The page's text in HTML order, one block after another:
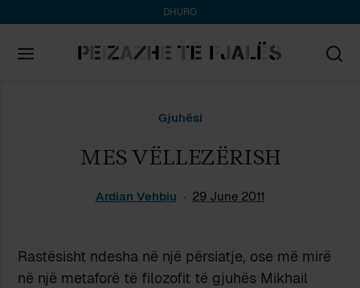
DHURO
Gjuhësi
MES VËLLEZËRISH
Ardian Vehbiu 29 June 2011
Rastësisht ndesha në një përsiatje, ose më mirë
në një metaforë të filozofit të gjuhës Mikhail